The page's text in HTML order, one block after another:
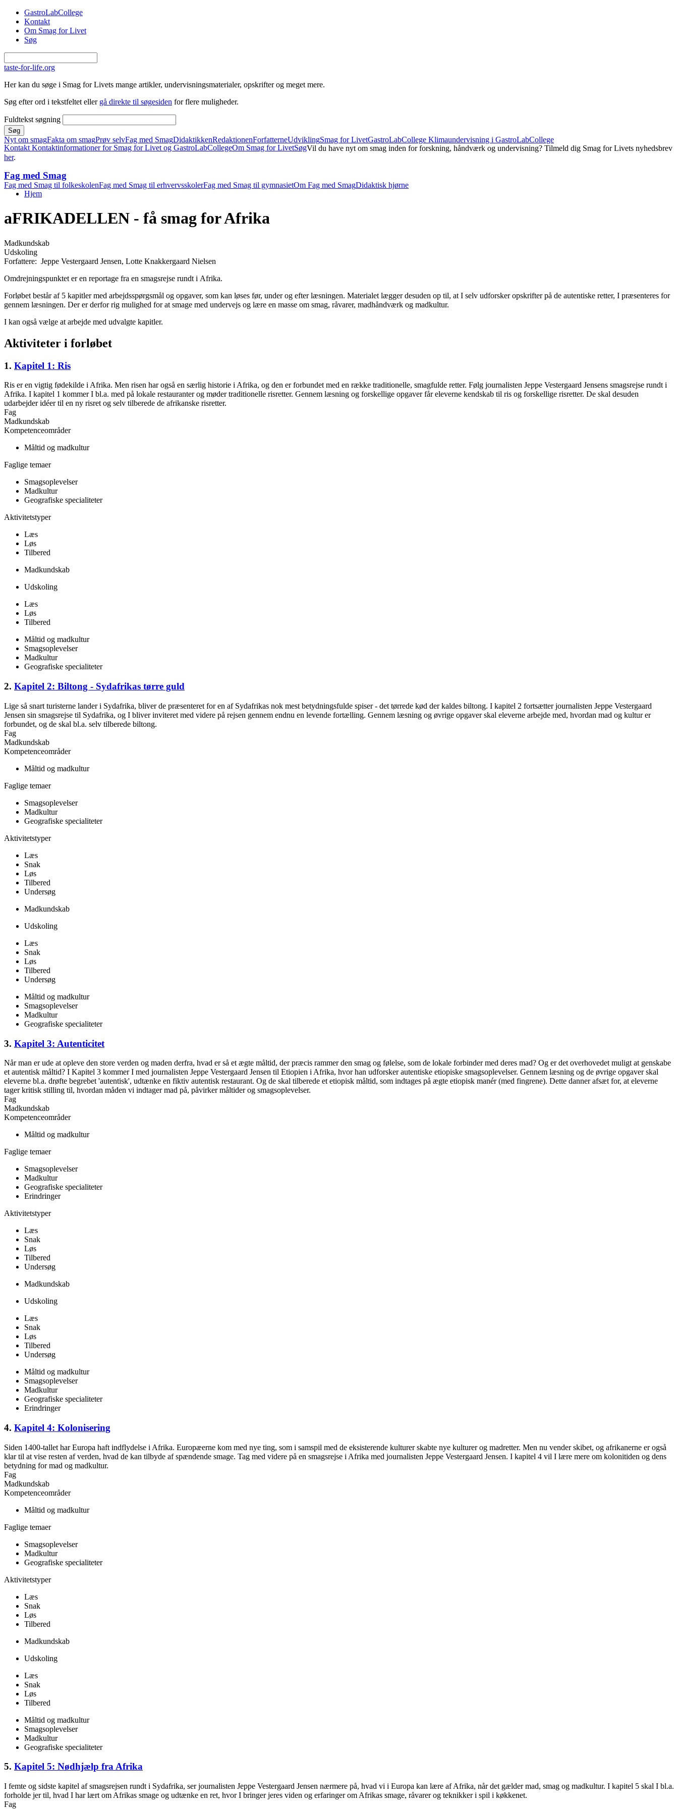
Gå til hovedindhold
GastroLabCollege
Kontakt
Om Smag for Livet
Søg
taste-for-life.org
Her kan du søge i Smag for Livets mange artikler, undervisningsmaterialer, opskrifter og meget mere.
Søg efter ord i tekstfeltet eller gå direkte til søgesiden for flere muligheder.
Fuldtekst søgning
Nyt om smagFakta om smagPrøv selvFag med SmagDidaktikkenRedaktionenForfatterneUdviklingSmag for LivetGastroLabCollege Klimaundervisning i GastroLabCollege
Kontakt Kontaktinformationer for Smag for Livet og GastroLabCollegeOm Smag for LivetSøgVil du have nyt om smag inden for forskning, håndværk og undervisning? Tilmeld dig Smag for Livets nyhedsbrev
her.
Fag med Smag
Fag med Smag til folkeskolenFag med Smag til erhvervsskolerFag med Smag til gymnasietOm Fag med SmagDidaktisk hjørne
Hjem
aFRIKADELLEN - få smag for Afrika
Madkundskab
Udskoling
Forfattere: Jeppe Vestergaard Jensen, Lotte Knakkergaard Nielsen
Omdrejningspunktet er en reportage fra en smagsrejse rundt i Afrika.
Forløbet består af 5 kapitler med arbejdsspørgsmål og opgaver, som kan løses før, under og efter læsningen. Materialet lægger desuden op til, at I selv udforsker opskrifter på de autentiske retter, I præsenteres for
gennem læsningen. Der er derfor rig mulighed for at smage med undervejs og lære en masse om smag, råvarer, madhåndværk og madkultur.
I kan også vælge at arbejde med udvalgte kapitler.
Aktiviteter i forløbet
1. Kapitel 1: Ris
Ris er en vigtig fødekilde i Afrika. Men risen har også en særlig historie i Afrika, og den er forbundet med en række traditionelle, smagfulde retter. Følg journalisten Jeppe Vestergaard Jensens smagsrejse rundt i
Afrika. I kapitel 1 kommer I bl.a. med på lokale restauranter og møder traditionelle risretter. Gennem læsning og forskellige opgaver får eleverne kendskab til ris og forskellige risretter. De skal desuden
udarbejder idéer til en ny risret og selv tilberede de afrikanske risretter.
Fag
Madkundskab
Kompetenceområder
Måltid og madkultur
Faglige temaer
Smagsoplevelser
Madkultur
Geografiske specialiteter
Aktivitetstyper
Læs
Løs
Tilbered
Madkundskab
Udskoling
Læs
Løs
Tilbered
Måltid og madkultur
Smagsoplevelser
Madkultur
Geografiske specialiteter
2. Kapitel 2: Biltong - Sydafrikas tørre guld
Lige så snart turisterne lander i Sydafrika, bliver de præsenteret for en af Sydafrikas nok mest betydningsfulde spiser - det tørrede kød der kaldes biltong. I kapitel 2 fortsætter journalisten Jeppe Vestergaard
Jensen sin smagsrejse til Sydafrika, og I bliver inviteret med videre på rejsen gennem endnu en levende fortælling. Gennem læsning og øvrige opgaver skal eleverne arbejde med, hvordan mad og kultur er
forbundet, og de skal bl.a. selv tilberede biltong.
Fag
Madkundskab
Kompetenceområder
Måltid og madkultur
Faglige temaer
Smagsoplevelser
Madkultur
Geografiske specialiteter
Aktivitetstyper
Læs
Snak
Løs
Tilbered
Undersøg
Madkundskab
Udskoling
Læs
Snak
Løs
Tilbered
Undersøg
Måltid og madkultur
Smagsoplevelser
Madkultur
Geografiske specialiteter
3. Kapitel 3: Autenticitet
Når man er ude at opleve den store verden og maden derfra, hvad er så et ægte måltid, der præcis rammer den smag og følelse, som de lokale forbinder med deres mad? Og er det overhovedet muligt at genskabe
et autentisk måltid? I Kapitel 3 kommer I med journalisten Jeppe Vestergaard Jensen til Etiopien i Afrika, hvor han udforsker autentiske etiopiske smagsoplevelser. Gennem læsning og de øvrige opgaver skal
eleverne bl.a. drøfte begrebet 'autentisk', udtænke en fiktiv autentisk restaurant. Og de skal tilberede et etiopisk måltid, som indtages på ægte etiopisk manér (med fingrene). Dette danner afsæt for, at eleverne
tager kritisk stilling til, hvordan måden vi indtager mad på, påvirker måltider og smagsoplevelser.
Fag
Madkundskab
Kompetenceområder
Måltid og madkultur
Faglige temaer
Smagsoplevelser
Madkultur
Geografiske specialiteter
Erindringer
Aktivitetstyper
Læs
Snak
Løs
Tilbered
Undersøg
Madkundskab
Udskoling
Læs
Snak
Løs
Tilbered
Undersøg
Måltid og madkultur
Smagsoplevelser
Madkultur
Geografiske specialiteter
Erindringer
4. Kapitel 4: Kolonisering
Siden 1400-tallet har Europa haft indflydelse i Afrika. Europæerne kom med nye ting, som i samspil med de eksisterende kulturer skabte nye kulturer og madretter. Men nu vender skibet, og afrikanerne er også
klar til at vise resten af verden, hvad de kan tilbyde af spændende smage. Tag med videre på en smagsrejse i Afrika med journalisten Jeppe Vestergaard Jensen. I kapitel 4 vil I lære mere om kolonitiden og dens
betydning for mad og madkultur.
Fag
Madkundskab
Kompetenceområder
Måltid og madkultur
Faglige temaer
Smagsoplevelser
Madkultur
Geografiske specialiteter
Aktivitetstyper
Læs
Snak
Løs
Tilbered
Madkundskab
Udskoling
Læs
Snak
Løs
Tilbered
Måltid og madkultur
Smagsoplevelser
Madkultur
Geografiske specialiteter
5. Kapitel 5: Nødhjælp fra Afrika
I femte og sidste kapitel af smagsrejsen rundt i Sydafrika, ser journalisten Jeppe Vestergaard Jensen nærmere på, hvad vi i Europa kan lære af Afrika, når det gælder mad, smag og madkultur. I kapitel 5 skal I bl.a.
forholde jer til, hvad I har lært om Afrikas smage og udtænke en ret, hvor I bringer jeres viden og erfaringer om Afrikas smage, råvarer og teknikker i spil i køkkenet.
Fag